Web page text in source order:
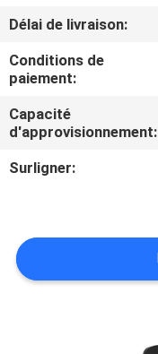
CONTRÔLE
DE
QUALITÉ
DEMANDEZ
CITATION
Délai de livraison:
Conditions de
paiement:
Capacité
d'approvisionnement:
Surligner: